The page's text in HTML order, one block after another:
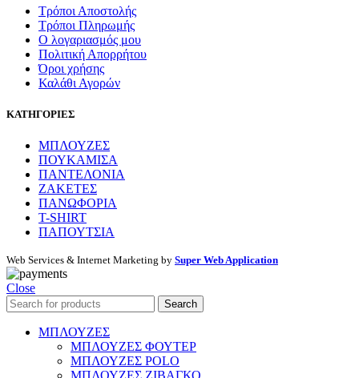
Τρόποι Αποστολής
Τρόποι Πληρωμής
Ο λογαριασμός μου
Πολιτική Απορρήτου
Όροι χρήσης
Καλάθι Αγορών
ΚΑΤΗΓΟΡΙΕΣ
ΜΠΛΟΥΖΕΣ
ΠΟΥΚΑΜΙΣΑ
ΠΑΝΤΕΛΟΝΙΑ
ΖΑΚΕΤΕΣ
ΠΑΝΩΦΟΡΙΑ
T-SHIRT
ΠΑΠΟΥΤΣΙΑ
Web Services & Internet Marketing by Super Web Application
Close
Search
ΜΠΛΟΥΖΕΣ
ΜΠΛΟΥΖΕΣ ΦΟΥΤΕΡ
ΜΠΛΟΥΖΕΣ POLO
ΜΠΛΟΥΖΕΣ ΖΙΒΑΓΚΟ